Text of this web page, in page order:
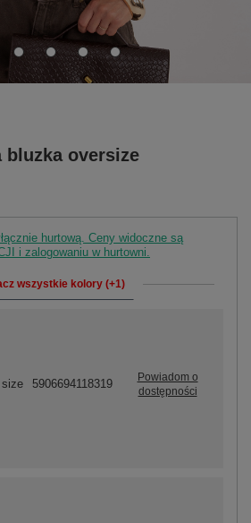
bluzka oversize
hurtową. Ceny widoczne są
i zalogowaniu w hurtowni.
wszystkie kolory (+1)
5906694118319
Powiadom o
dostępności